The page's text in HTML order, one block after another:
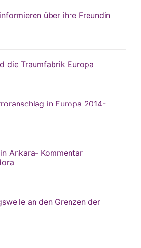
über ihre Freundin
die Traumfabrik Europa
in Europa 2014-
Ankara- Kommentar
an den Grenzen der